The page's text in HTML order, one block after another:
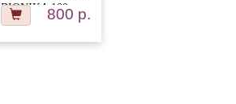
BIONIKA 100мл
800 р.